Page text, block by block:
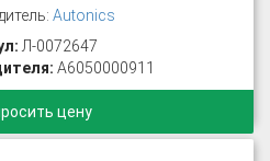
Autonics
Л-0072647
A6050000911
цену